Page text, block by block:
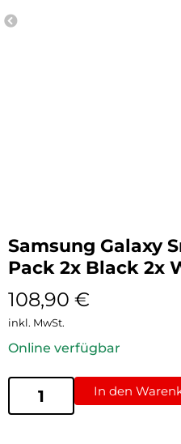
Samsung Galaxy
Pack 2x Black 2x
108,90 €
inkl. MwSt.
Online verfügbar
In den